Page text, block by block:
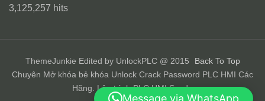
3,125,257 hits
ThemeJunkie Edited by UnlockPLC @ 2015
Back To Top
Chuyên Mở khóa bẻ khóa Unlock Crack Password PLC HMI Các
Hãng. Lập trình PLC HMI Scada
Message via WhatsApp